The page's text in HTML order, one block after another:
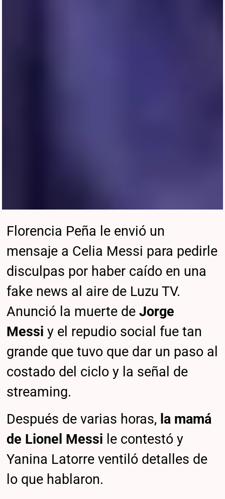
Florencia Peña le envió un
mensaje a Celia Messi para pedirle
disculpas por haber caído en una
fake news al aire de Luzu TV.
Anunció la muerte deJorge
Messi y el repudio social fue tan
grande que tuvo que dar un paso al
costado del ciclo y la señal de
streaming.
Después de varias horas, la mamá
de Lionel Messi le contestó y
Yanina Latorre ventiló detalles de
lo que hablaron.